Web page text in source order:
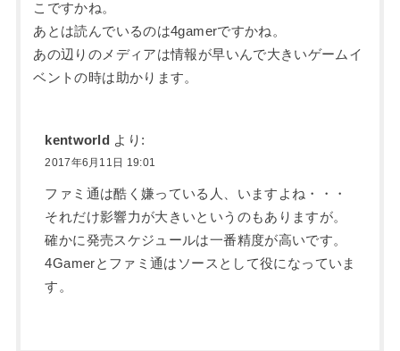
こですかね。
あとは読んでいるのは4gamerですかね。
あの辺りのメディアは情報が早いんで大きいゲームイ
ベントの時は助かります。
kentworld より:
2017年6月11日 19:01
ファミ通は酷く嫌っている人、いますよね・・・
それだけ影響力が大きいというのもありますが。
確かに発売スケジュールは一番精度が高いです。
4Gamerとファミ通はソースとして役になっていま
す。